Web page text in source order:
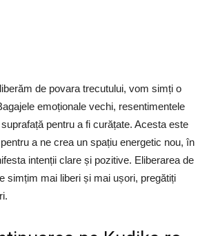
de povara trecutului, vom simți o
emoționale vechi, resentimentele
pentru a fi curățate. Acesta este
a ne crea un spațiu energetic nou, în
intenții clare și pozitive. Eliberarea de
simțim mai liberi și mai ușori, pregătiți